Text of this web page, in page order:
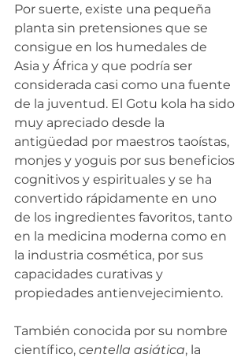
Por suerte, existe una pequeña
planta sin pretensiones que se
consigue en los humedales de
Asia y África y que podría ser
considerada casi como una fuente
de la juventud. El Gotu kola ha sido
muy apreciado desde la
antigüedad por maestros taoístas,
monjes y yoguis por sus beneficios
cognitivos y espirituales y se ha
convertido rápidamente en uno
de los ingredientes favoritos, tanto
en la medicina moderna como en
la industria cosmética, por sus
capacidades curativas y
propiedades antienvejecimiento.
También conocida por su nombre
científico, centella asiática, la